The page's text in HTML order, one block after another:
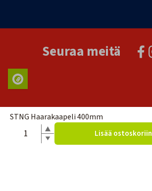
STNG Haarakaapeli 400mm
Lisää ostoskoriin
Seuraa meitä